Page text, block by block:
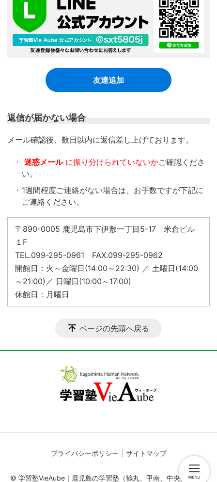
友達追加
返信が届かない場合
​メール確認後、数日以内に返信差し上げております。
迷惑メール に振り分けられていないかご確認くださ
い。
1週間程度ご連絡がない場合は、お手数ですが下記に
ご連絡ください。
〒890-0005 鹿児島市下伊敷一丁目5-17 米倉ビル
１F
TEL.099-295-0961 FAX.099-295-0962
開館日：火～金曜日(14:00～22:30) ／ 土曜日(14:00
～21:00)／ 日曜日(10:00～17:00)
休館日：月曜日
ページの先頭へ戻る
プライバシーポリシー サイトマップ
© 学習塾VieAube｜鹿児島の学習塾（鶴丸、甲南、中央受験・進